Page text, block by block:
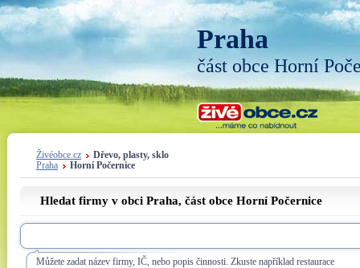
Praha
část obce Horní
Živéobce.cz
Dřevo, plasty, sklo
Praha
Horní Počernice
Hledat firmy v obci Praha, část obce Horní Počernice
Můžete zadat název firmy, IČ, nebo popis činnosti. Zkuste například restaurace